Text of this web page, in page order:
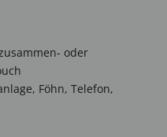
oder
Föhn, Telefon,